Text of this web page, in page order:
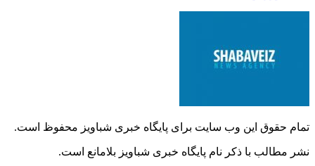
تمام حقوق این وب سایت برای پایگاه خبری شباویز محفوظ است.
نشر مطالب با ذکر نام پایگاه خبری شباویز بلامانع است.